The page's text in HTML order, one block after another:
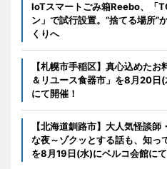
IoTスマートごみ箱Reebo、「
ン」で試行設置。”捨てる場所”
くりへ
【札幌市手稲区】真心込めた
＆リユース食器市」を8月20日
にて開催！
【北海道釧路市】大人気怪談
な夜～ゾクッとする話も、知っ
を8月19日(水)にベルコ会館にて